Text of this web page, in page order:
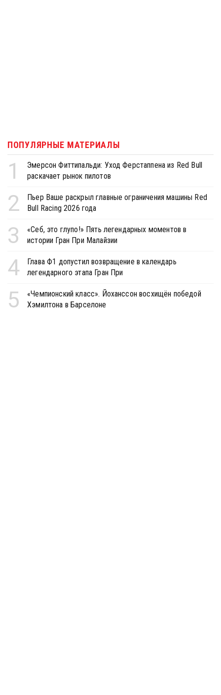
ПОПУЛЯРНЫЕ МАТЕРИАЛЫ
1
Эмерсон Фиттипальди: Уход Ферстаппена из Red Bull
раскачает рынок пилотов
2
Пьер Ваше раскрыл главные ограничения машины Red
Bull Racing 2026 года
3
«Себ, это глупо!» Пять легендарных моментов в
истории Гран При Малайзии
4
Глава Ф1 допустил возвращение в календарь
легендарного этапа Гран При
5
«Чемпионский класс». Йоханссон восхищён победой
Хэмилтона в Барселоне